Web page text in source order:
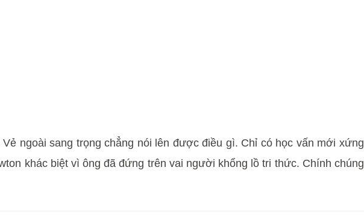
ngoài sang trọng chẳng nói lên được điều gì. Chỉ có học vấn mới xứng
khác biệt vì ông đã đứng trên vai người khổng lồ tri thức. Chính chúng